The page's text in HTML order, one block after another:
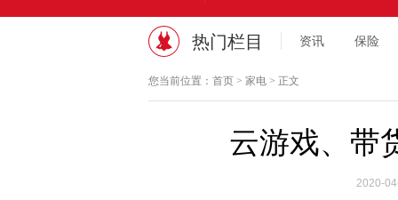
热门栏目 资讯 保险
您当前位置： 首页> 家电> 正文
云游戏、带
2020-